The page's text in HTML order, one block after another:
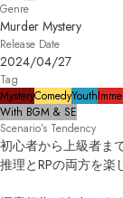
Genre
Murder Mystery
Release Date
2024/04/27
Tag
MysteryComedyYouth
With BGM & SE
Scenario’s Tendency
初心者から上級者ま
推理とRPの両方を楽